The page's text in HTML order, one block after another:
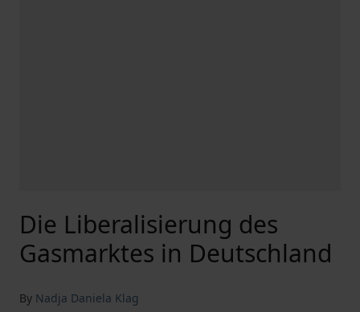
Die Liberalisierung des
Gasmarktes in Deutschland
By Nadja Daniela Klag